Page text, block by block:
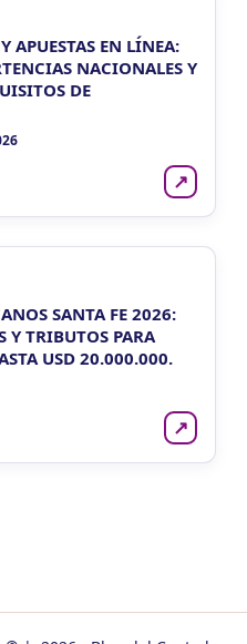
APUESTAS EN LÍNEA:
NACIONALES Y
DE
↗
SANTA FE 2026:
Y TRIBUTOS PARA
USD 20.000.000.
↗